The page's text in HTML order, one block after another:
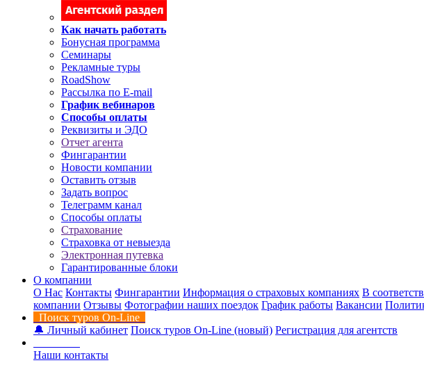
Как начать работать
Бонусная программа
Семинары
Рекламные туры
RoadShow
Рассылка по E-mail
График вебинаров
Способы оплаты
Реквизиты и ЭДО
Отчет агента
Фингарантии
Новости компании
Оставить отзыв
Задать вопрос
Телеграмм канал
Способы оплаты
Страхование
Страховка от невыезда
Электронная путевка
Гарантированные блоки
О компании
О Нас Контакты Фингарантии Информация о страховых компаниях В
компании Отзывы Фотографии наших поездок График работы Вакансии
Поиск туров On-Line
🔔 Личный кабинет Поиск туров On-Line (новый) Регистрация для агентств
Наши контакты